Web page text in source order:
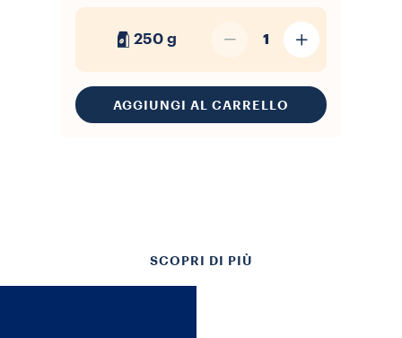
SCOPRI DI PIÙ
250 g 1
AGGIUNGI AL CARRELLO